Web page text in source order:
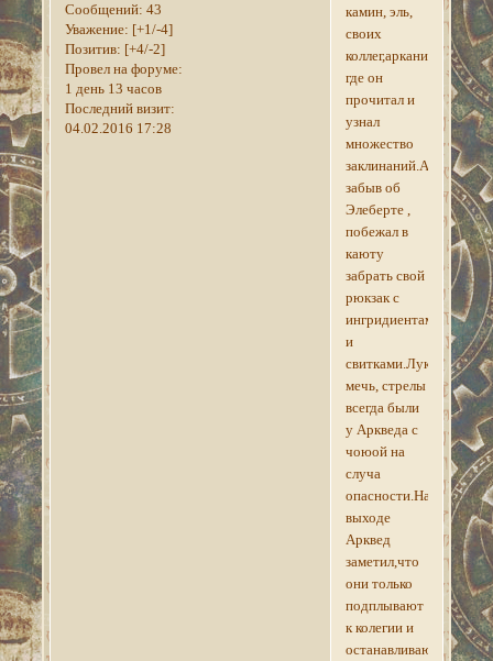
Сообщений: 43
Уважение: [+1/-4]
Позитив: [+4/-2]
Провел на форуме:
1 день 13 часов
Последний визит:
04.02.2016 17:28
камин, эль,
своих
коллег,арканиум
где он
прочитал и
узнал
множество
заклинаний.Арквед
забыв об
Элеберте ,
побежал в
каюту
забрать свой
рюкзак с
ингридиентами
и
свитками.Лук,
мечь, стрелы
всегда были
у Аркведа с
чоюой на
случа
опасности.На
выходе
Арквед
заметил,что
они только
подплывают
к колегии и
останавливаются